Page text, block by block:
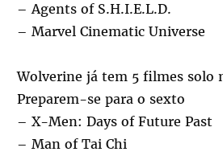
– Agents of S.H.I.E.L.D.
– Marvel Cinematic Universe
Wolverine já tem 5 filmes solo
Preparem-se para o sexto
– X-Men: Days of Future Past
– Man of Tai Chi